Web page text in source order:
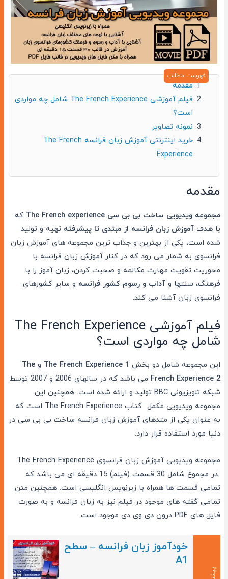
مقدمه
فیلم آموزشی The French Experience شامل چه مواردی
است؟
نمونه تصاویر
خرید اینترنتی آموزش زبان فرانسه The French
Experience
مقدمه
مجموعه ویدیویی ساخت بی بی سیThe French experience که
با هدفآموزش زبان فرانسه از مبتدی تا پیشرفته تهیه و تولید
شده است، یکی از بهترین و جذاب ترین مجموعه های آموزش زبان
فرانسوی به شمار می رود که در کنار آموزش زبان فرانسه با
محوریت تقویت مهارت مکالمه و صحبت کردن، زبان آموز را با
فرهنگ، سنتها وآداب و رسوم کشور فرانسه و سایر کشورهای
فرانسوی زبان آشنا می کند.
فیلم آموزشی The French Experience
شامل چه مواردی است؟
این مجموعه شامل دو بخش The French Experience 1 وThe
French Experience 2
می باشد که در سالهای 2006 و 2007 توسط
شبکه تلویزیونیBBC تولید و ارائه شده است. همچنین این
مجموعه ویدیویی مکمل کتاب The French Experience است که
به عنوان یکی از متدهای آموزش زبان فرانسه ساخت بی بی سی در
دنیا مورد استفاده قرار دارد.
مجموعه ویدیویی آموزش زبان فرانسوی The French Experience
در مجموع شامل 30 قسمت (فیلم) 15 دقیقه ای می باشد که
تمامی قسمت ها همراه با زیرنویس انگلیسی است. همچنین متن
تمامی گفته های موجود در فیلم نیز به زبان فرانسه و به صورت
فایل های PDF درون دی وی دی موجود است.
خودآموز زبان فرانسه – سطح
A1